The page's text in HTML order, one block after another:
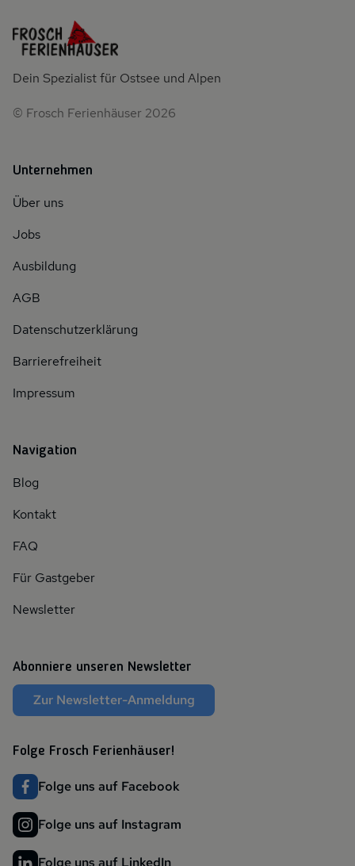
Dein Spezialist für Ostsee und Alpen
© Frosch Ferienhäuser 2026
Unternehmen
Über uns
Jobs
Ausbildung
AGB
Datenschutzerklärung
Barrierefreiheit
Impressum
Navigation
Blog
Kontakt
FAQ
Für Gastgeber
Newsletter
Abonniere unseren Newsletter
Zur Newsletter-Anmeldung
Folge Frosch Ferienhäuser!
Folge uns auf Facebook
Folge uns auf Instagram
Folge uns auf LinkedIn